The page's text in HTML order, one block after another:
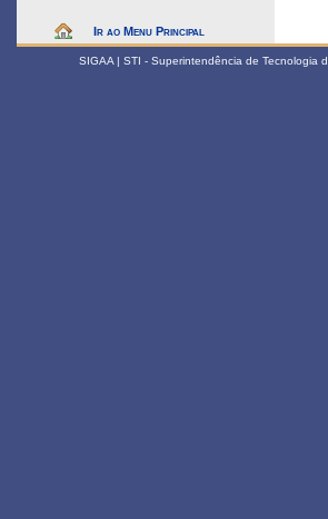
Ir ao Menu Principal
SIGAA | STI - Superintendência de Tecnologia